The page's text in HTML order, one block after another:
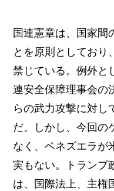
国連憲章は、国家間
とを原則としており
禁じている。例外と
連安全保障理事会の
らの武力攻撃に対し
だ。しかし、今回の
なく、ベネズエラが
実もない。トランプ
は、国際法上、主権